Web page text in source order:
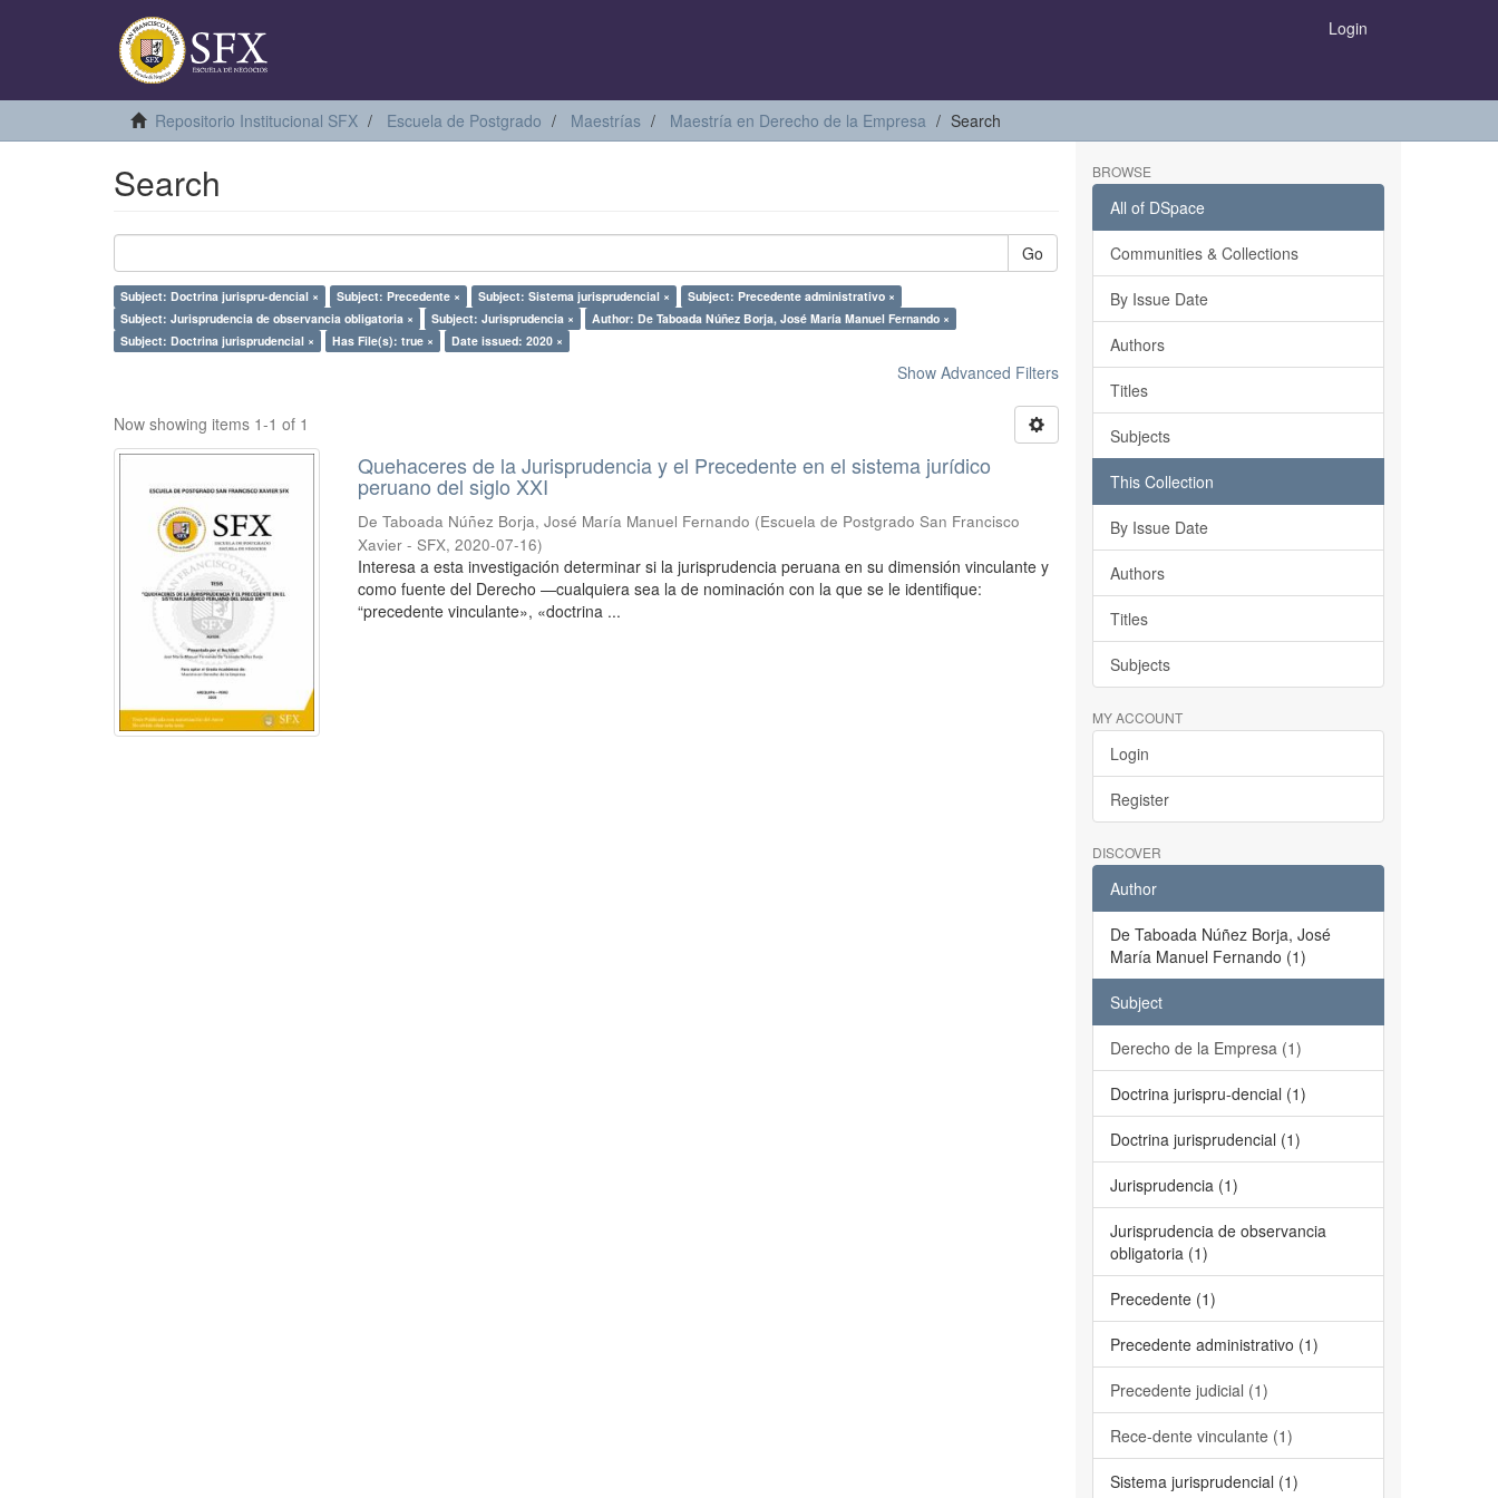
Login
Repositorio Institucional SFX Escuela de Postgrado Maestrías Maestría en Derecho de la Empresa Search
Search
Go
Subject: Doctrina jurispru-dencial × Subject: Precedente × Subject: Sistema jurisprudencial ×
Subject: Precedente administrativo ×
Subject: Jurisprudencia de observancia obligatoria ×
Subject: Jurisprudencia ×
Author: De Taboada Núñez Borja, José María Manuel Fernando ×
Subject: Doctrina jurisprudencial ×
Has File(s): true × Date issued: 2020 ×
Show Advanced Filters
Now showing items 1-1 of 1
Quehaceres de la Jurisprudencia y el Precedente en el sistema jurídico
peruano del siglo XXI
De Taboada Núñez Borja, José María Manuel Fernando (Escuela de Postgrado San Francisco
Xavier - SFX,2020-07-16)
Interesa a esta investigación determinar si la jurisprudencia peruana en su dimensión vinculante y
como fuente del Derecho —cualquiera sea la de nominación con la que se le identifique:
“precedente vinculante», «doctrina ...
BROWSE
All of DSpace
Communities & Collections
By Issue Date
Authors
Titles
Subjects
This Collection
By Issue Date
Authors
Titles
Subjects
MY ACCOUNT
Login
Register
DISCOVER
Author
De Taboada Núñez Borja, José
María Manuel Fernando (1)
Subject
Derecho de la Empresa (1)
Doctrina jurispru-dencial (1)
Doctrina jurisprudencial (1)
Jurisprudencia (1)
Jurisprudencia de observancia
obligatoria (1)
Precedente (1)
Precedente administrativo (1)
Precedente judicial (1)
Rece-dente vinculante (1)
Sistema jurisprudencial (1)